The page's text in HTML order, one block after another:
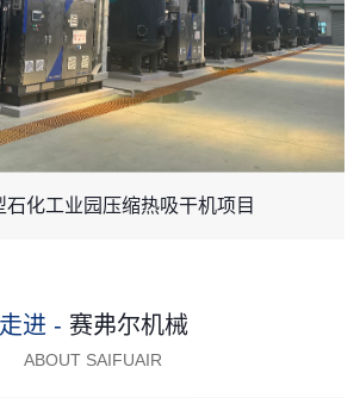
石化工业园压缩热吸干机项目
走进 - 赛弗尔机械
ABOUT SAIFUAIR